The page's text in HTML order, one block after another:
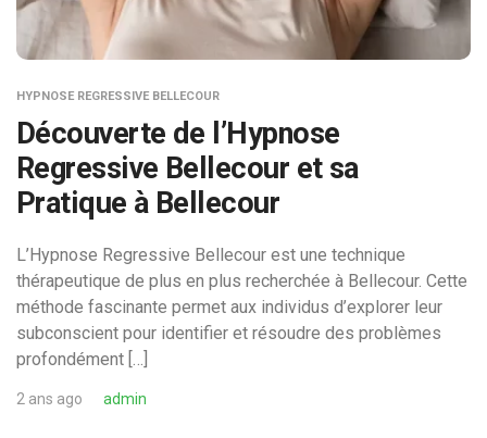
HYPNOSE REGRESSIVE BELLECOUR
Découverte de l’Hypnose
Regressive Bellecour et sa
Pratique à Bellecour
L’Hypnose Regressive Bellecour est une technique
thérapeutique de plus en plus recherchée à Bellecour. Cette
méthode fascinante permet aux individus d’explorer leur
subconscient pour identifier et résoudre des problèmes
profondément […]
2 ans ago admin